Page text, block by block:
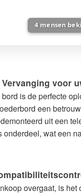
4mensen
voor
is de perfecte
een
uit een
wat een
overgaat, is